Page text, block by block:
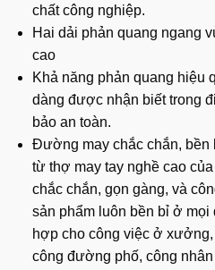
chất công nghiệp.
Hai dải phản quang ngang
cao
Khả năng phản quang hiệu
dàng được nhận biết trong
bảo an toàn.
Đường may chắc chắn, bền
từ thợ may tay nghề cao
chắc chắn, gọn gàng, và
sản phẩm luôn bền bỉ ở
hợp cho công việc ở
công đường phố, công